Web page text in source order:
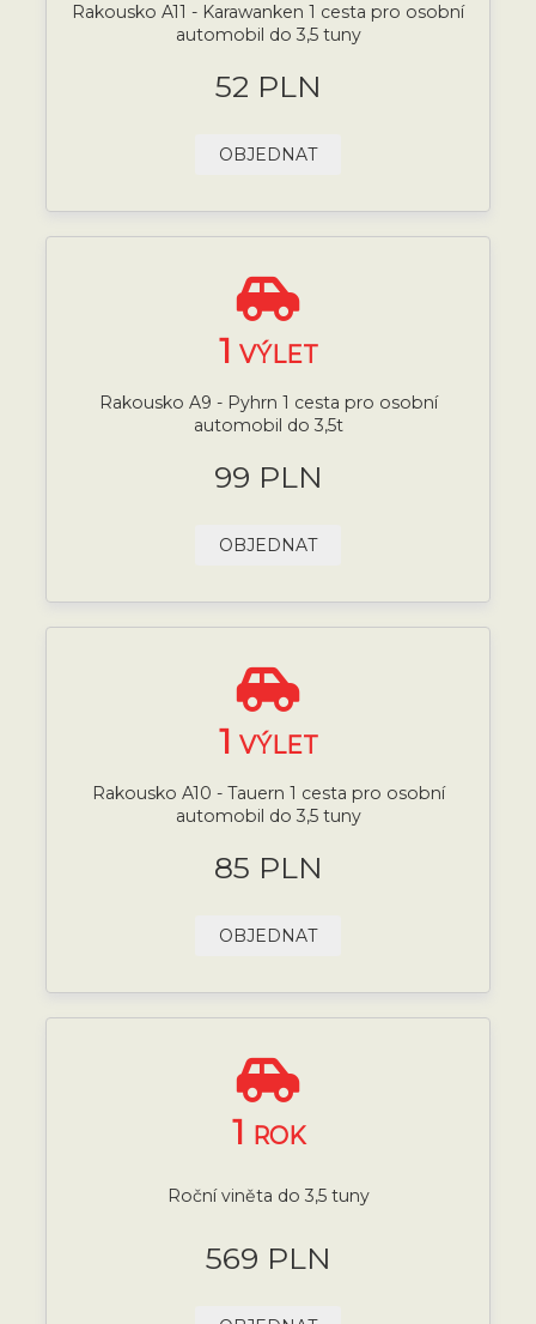
Rakousko A11 - Karawanken 1 cesta pro osobní
automobil do 3,5 tuny
52 PLN
OBJEDNAT
1 VÝLET
Rakousko A9 - Pyhrn 1 cesta pro osobní
automobil do 3,5t
99 PLN
OBJEDNAT
1 VÝLET
Rakousko A10 - Tauern 1 cesta pro osobní
automobil do 3,5 tuny
85 PLN
OBJEDNAT
1 ROK
Roční viněta do 3,5 tuny
569 PLN